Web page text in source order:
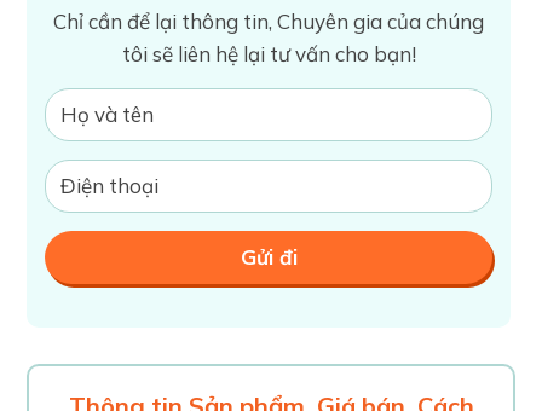
Chỉ cần để lại thông tin, Chuyên gia của chúng
tôi sẽ liên hệ lại tư vấn cho bạn!